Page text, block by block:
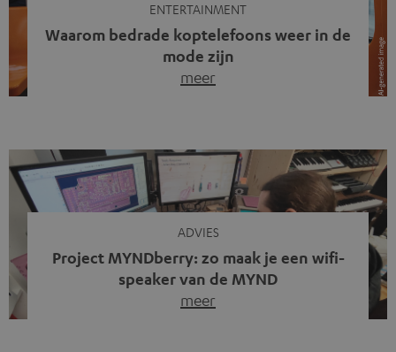
ENTERTAINMENT
Waarom bedrade koptelefoons weer in de
mode zijn
meer
tegenwoordig iets opvallends. Op straat, in de trein en
zelfs tijdens videogesprekken dragen steeds meer
mensen weer oordopjes met een kabel. De angst voor
kabels is niet verdwenen. Maar wat op het eerste […]
ADVIES
Project MYNDberry: zo maak je een wifi-
speaker van de MYND
meer